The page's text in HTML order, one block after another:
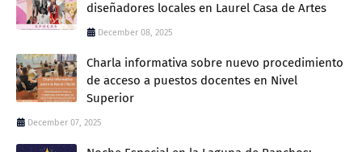
diseñadores locales en Laurel Casa de Artes
December 08, 2025
Charla informativa sobre nuevo procedimiento
de acceso a puestos docentes en Nivel
Superior
December 07, 2025